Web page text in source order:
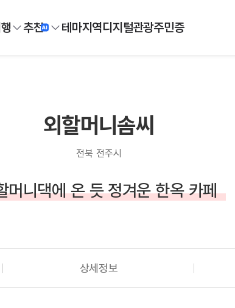
추천 테마지역디지털관광주민증
외할머니솜씨
전북 전주시
머니댁에 온 듯 정겨운 한옥 카페
상세정보